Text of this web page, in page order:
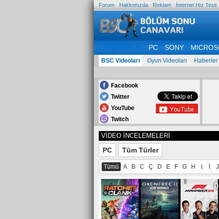
Forum Hakkımızda Reklam İnternet Hız Testi
PC SONY
BSC Videoları Oyun Videoları Haberler
Facebook
Twitter
YouTube
Twitch
VİDEO İNCELEMELERİ
PC Tüm Türler
Tümü A B C Ç D E F G H J
0